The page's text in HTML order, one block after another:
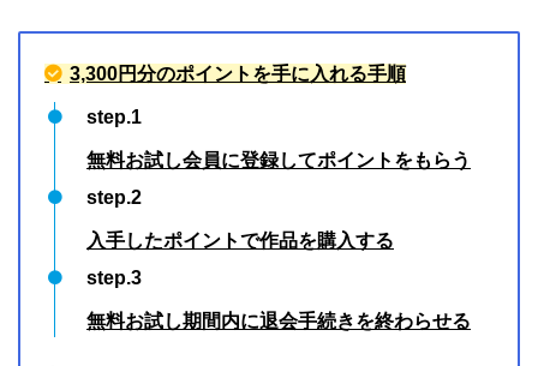
3,300円分のポイントを手に入れる手順
step.1
無料お試し会員に登録してポイントをもらう
step.2
入手したポイントで作品を購入する
step.3
無料お試し期間内に退会手続きを終わらせる